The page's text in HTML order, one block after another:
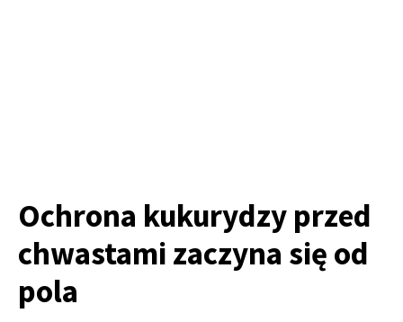
Ochrona kukurydzy przed
chwastami zaczyna się od
pola